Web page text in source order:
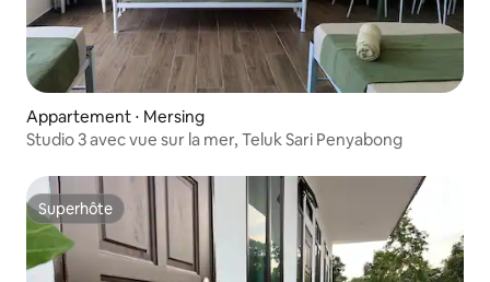
Appartement ⋅ Mersing
Studio 3 avec vue sur la mer, Teluk Sari Penyabong
Superhôte
Superhôte